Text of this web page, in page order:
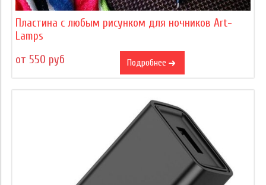
Пластина с любым рисунком для ночников Art-
Lamps
от 550 руб
Подробнее